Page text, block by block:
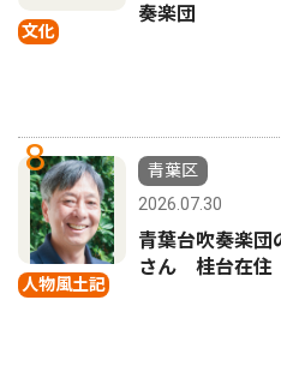
文化
奏楽団
8
人物風土記
青葉区
2026.07.30
青葉台吹奏楽
さん 桂台在